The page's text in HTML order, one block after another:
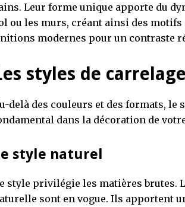
Leur forme unique apporte du
ou les murs, créant ainsi des motifs
modernes pour un contraste
styles de
delà des couleurs et des formats, le
dans la décoration de
style naturel
style privilégie les matières brutes.
sont en vogue. Ils apportent